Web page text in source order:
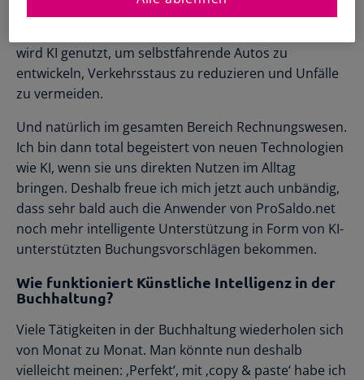
wird KI genutzt, um selbstfahrende Autos zu
entwickeln, Verkehrsstaus zu reduzieren und Unfälle
zu vermeiden.
Und natürlich im gesamten Bereich Rechnungswesen.
Ich bin dann total begeistert von neuen Technologien
wie KI, wenn sie uns direkten Nutzen im Alltag
bringen. Deshalb freue ich mich jetzt auch unbändig,
dass sehr bald auch die Anwender von ProSaldo.net
noch mehr intelligente Unterstützung in Form von KI-
unterstützten Buchungsvorschlägen bekommen.
Wie funktioniert Künstliche Intelligenz in der
Buchhaltung?
Viele Tätigkeiten in der Buchhaltung wiederholen sich
von Monat zu Monat. Man könnte nun deshalb
vielleicht meinen: ‚Perfekt‘, mit ‚copy & paste‘ habe ich